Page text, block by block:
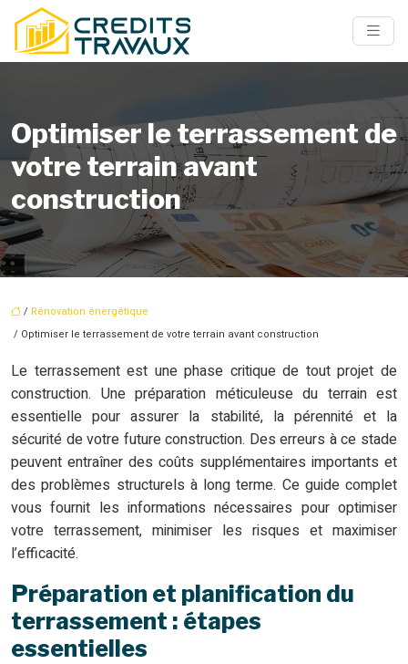
Optimiser le terrassement de
votre terrain avant
construction
/ Rénovation énergétique
/ Optimiser le terrassement de votre terrain avant construction
Le terrassement est une phase critique de tout projet de
construction. Une préparation méticuleuse du terrain est
essentielle pour assurer la stabilité, la pérennité et la
sécurité de votre future construction. Des erreurs à ce stade
peuvent entraîner des coûts supplémentaires importants et
des problèmes structurels à long terme. Ce guide complet
vous fournit les informations nécessaires pour optimiser
votre terrassement, minimiser les risques et maximiser
l’efficacité.
Préparation et planification du
terrassement : étapes
essentielles